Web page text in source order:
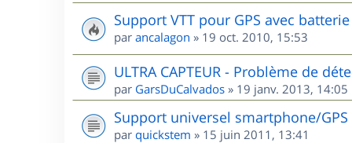
Support VTT pour GPS avec batterie
par ancalagon » 19 oct. 2010, 15:53
ULTRA CAPTEUR - Problème de
par GarsDuCalvados » 19 janv. 2013, 14:05
Support universel smartphone/GPS
par quickstem » 15 juin 2011, 13:41